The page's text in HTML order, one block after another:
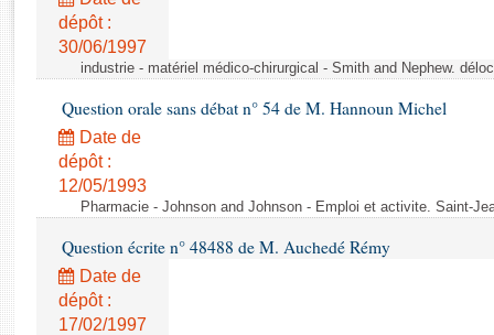
Rapports d'enquête
Rapports législatifs
Dossiers législatifs
Budget et sécurité sociale
Questions écrites et orales
dépôt :
30/06/1997
industrie - matériel médico-chirurgical - Smith and Nephew.
Question orale sans débat n° 54 de M. Hannoun Michel
Date de
dépôt :
12/05/1993
Pharmacie - Johnson and Johnson - Emploi et activite. Saint-
Question écrite n° 48488 de M. Auchedé Rémy
Date de
dépôt :
17/02/1997